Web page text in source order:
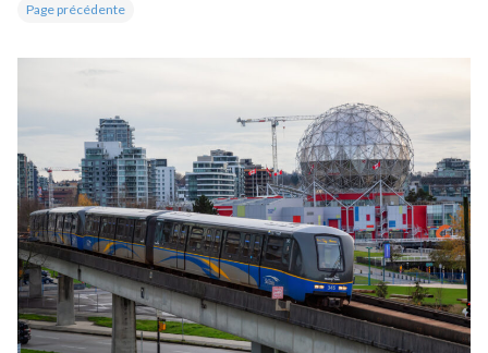
Page précédente